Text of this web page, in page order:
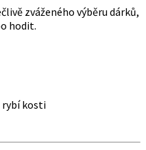
zváženého výběru dárků,
hodit.
rybí kosti